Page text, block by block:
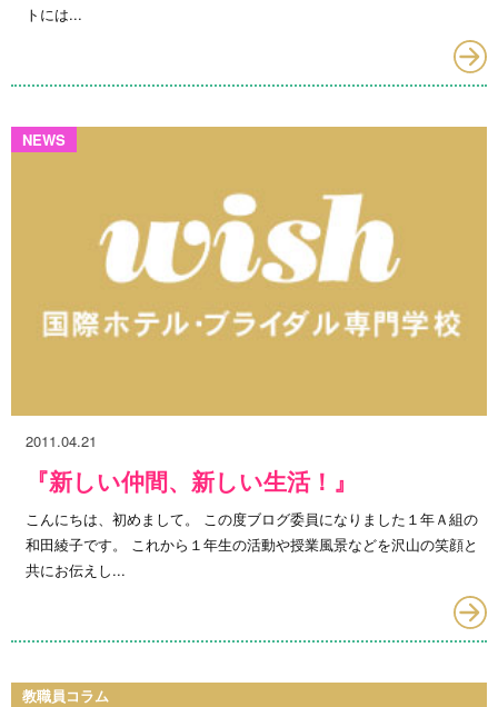
トには...
NEWS
2011.04.21
『新しい仲間、新しい生活！』
こんにちは、初めまして。 この度ブログ委員になりました１年Ａ組の
和田綾子です。 これから１年生の活動や授業風景などを沢山の笑顔と
共にお伝えし...
教職員コラム